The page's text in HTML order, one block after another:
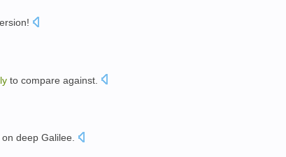
!
to compare against.
on deep Galilee.